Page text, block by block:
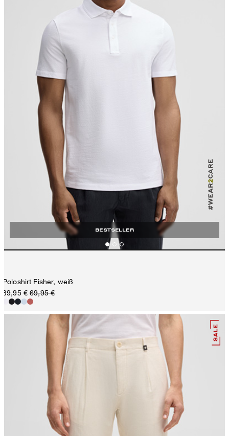
BESTSELLER
Poloshirt Fisher, weiß
39,95 € 69,95 €